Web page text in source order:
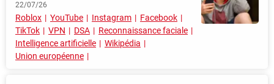
22/07/26
Roblox YouTube Instagram
Facebook
TikTok
VPN DSA
Reconnaissance faciale
Intelligence artificielle
Wikipédia
Union européenne